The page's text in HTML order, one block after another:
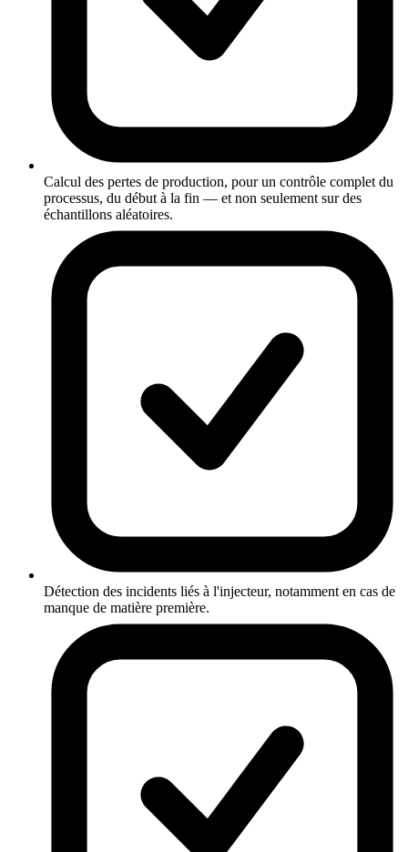
Calcul des pertes de production, pour un contrôle complet du
processus, du début à la fin — et non seulement sur des
échantillons aléatoires.
Détection des incidents liés à l'injecteur, notamment en cas de
manque de matière première.